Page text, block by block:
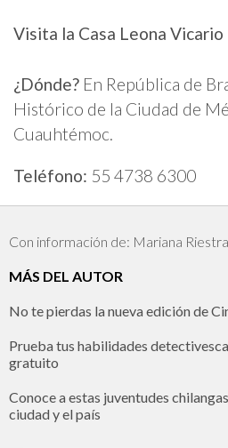
Visita la Casa Leona Vicario
¿Dónde? En República de
Histórico de la Ciudad de
Cuauhtémoc.
Teléfono: 55 4738 6300
Con información de: Mariana Riestra
MÁS DEL AUTOR
No te pierdas la nueva edición de
Prueba tus habilidades
gratuito
Conoce a estas juventudes
ciudad y el país